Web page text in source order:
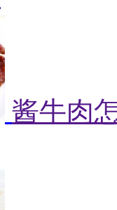
酱牛肉